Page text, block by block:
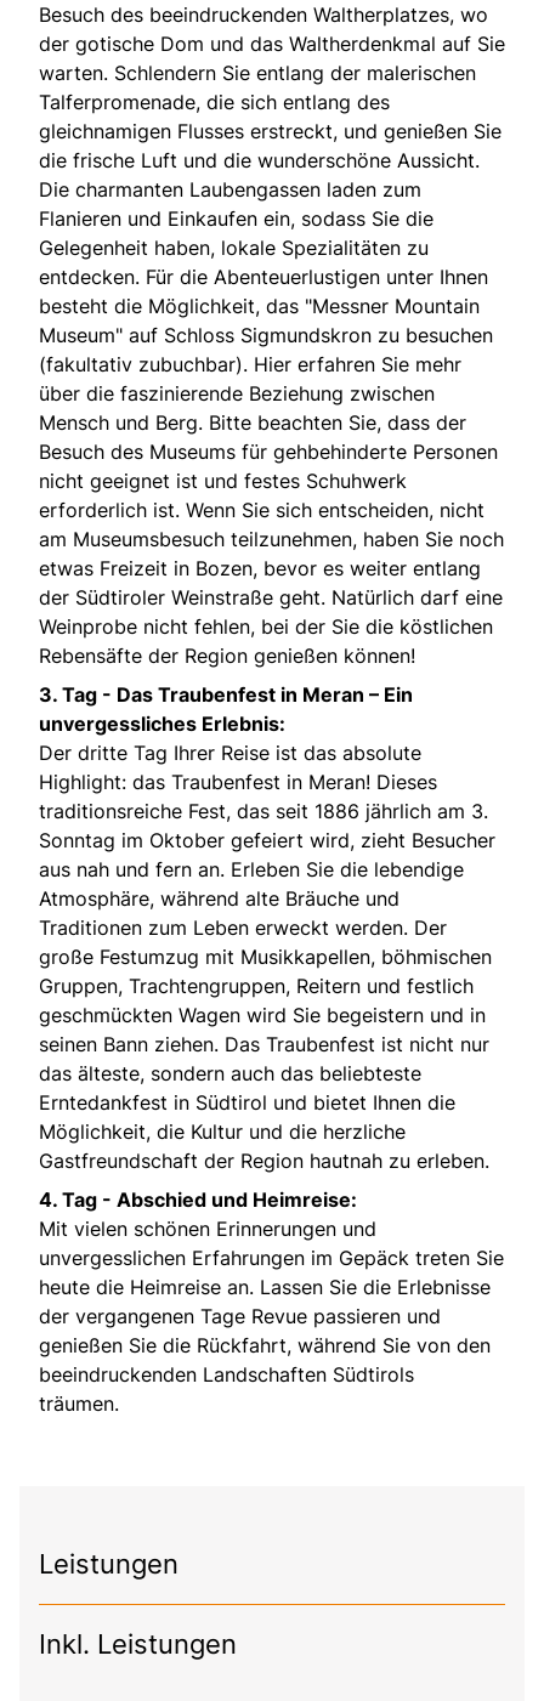
Besuch des beeindruckenden Waltherplatzes, wo
der gotische Dom und das Waltherdenkmal auf Sie
warten. Schlendern Sie entlang der malerischen
Talferpromenade, die sich entlang des
gleichnamigen Flusses erstreckt, und genießen Sie
die frische Luft und die wunderschöne Aussicht.
Die charmanten Laubengassen laden zum
Flanieren und Einkaufen ein, sodass Sie die
Gelegenheit haben, lokale Spezialitäten zu
entdecken. Für die Abenteuerlustigen unter Ihnen
besteht die Möglichkeit, das "Messner Mountain
Museum" auf Schloss Sigmundskron zu besuchen
(fakultativ zubuchbar). Hier erfahren Sie mehr
über die faszinierende Beziehung zwischen
Mensch und Berg. Bitte beachten Sie, dass der
Besuch des Museums für gehbehinderte Personen
nicht geeignet ist und festes Schuhwerk
erforderlich ist. Wenn Sie sich entscheiden, nicht
am Museumsbesuch teilzunehmen, haben Sie noch
etwas Freizeit in Bozen, bevor es weiter entlang
der Südtiroler Weinstraße geht. Natürlich darf eine
Weinprobe nicht fehlen, bei der Sie die köstlichen
Rebensäfte der Region genießen können!
3. Tag - Das Traubenfest in Meran – Ein
unvergessliches Erlebnis:
Der dritte Tag Ihrer Reise ist das absolute
Highlight: das Traubenfest in Meran! Dieses
traditionsreiche Fest, das seit 1886 jährlich am 3.
Sonntag im Oktober gefeiert wird, zieht Besucher
aus nah und fern an. Erleben Sie die lebendige
Atmosphäre, während alte Bräuche und
Traditionen zum Leben erweckt werden. Der
große Festumzug mit Musikkapellen, böhmischen
Gruppen, Trachtengruppen, Reitern und festlich
geschmückten Wagen wird Sie begeistern und in
seinen Bann ziehen. Das Traubenfest ist nicht nur
das älteste, sondern auch das beliebteste
Erntedankfest in Südtirol und bietet Ihnen die
Möglichkeit, die Kultur und die herzliche
Gastfreundschaft der Region hautnah zu erleben.
4. Tag - Abschied und Heimreise:
Mit vielen schönen Erinnerungen und
unvergesslichen Erfahrungen im Gepäck treten Sie
heute die Heimreise an. Lassen Sie die Erlebnisse
der vergangenen Tage Revue passieren und
genießen Sie die Rückfahrt, während Sie von den
beeindruckenden Landschaften Südtirols
träumen.
Leistungen
Inkl. Leistungen